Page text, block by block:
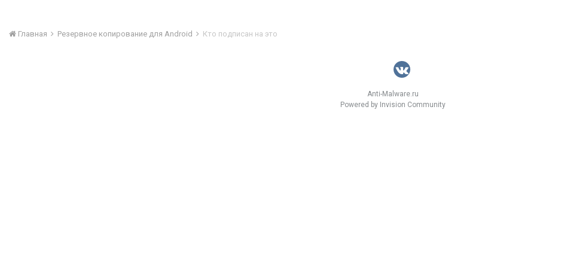
Главная Резервное копирование для Android Кто подписан на это
Anti-Malware.ru
Powered by Invision Community